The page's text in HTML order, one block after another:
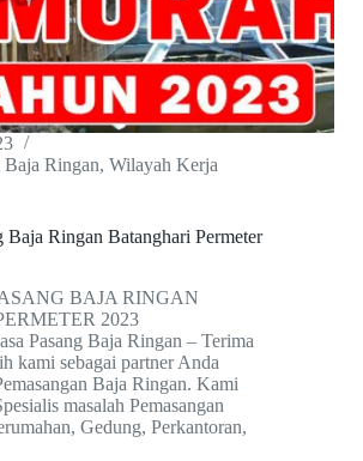
Baja Ringan, Wilayah Kerja
Baja Ringan Batanghari Permeter
BAJA RINGAN
2023
Pasang Baja Ringan – Terima
kami sebagai partner Anda
Baja Ringan. Kami
masalah Pemasangan
Gedung, Perkantoran,